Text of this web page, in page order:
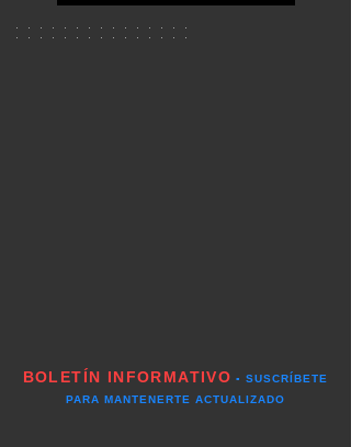
BOLETÍN INFORMATIVO ▪️ SUSCRÍBETE
PARA MANTENERTE ACTUALIZADO